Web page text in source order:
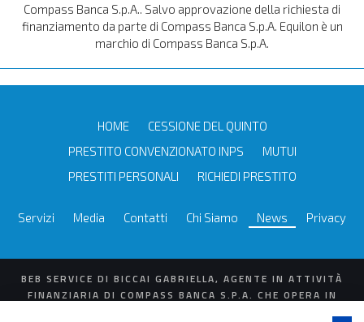
Compass Banca S.p.A.. Salvo approvazione della richiesta di
finanziamento da parte di Compass Banca S.p.A. Equilon è un
marchio di Compass Banca S.p.A.
HOME
CESSIONE DEL QUINTO
PRESTITO CONVENZIONATO INPS
MUTUI
PRESTITI PERSONALI
RICHIEDI PRESTITO
Servizi Media Contatti Chi Siamo News Privacy
BEB SERVICE DI BICCAI GABRIELLA, AGENTE IN ATTIVITÀ
FINANZIARIA DI COMPASS BANCA S.P.A. CHE OPERA IN